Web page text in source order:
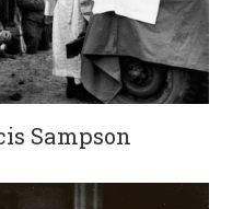
Sampson